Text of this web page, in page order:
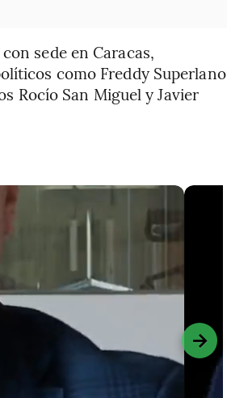
sede en Caracas,
como Freddy Superlano
Rocío San Miguel y Javier